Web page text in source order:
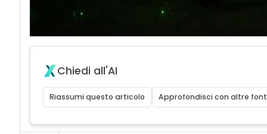
Chiedi all'AI
Riassumi questo articolo Approfondisci con altre